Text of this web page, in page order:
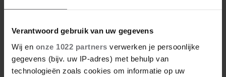
Verantwoord gebruik van uw gegevens
Wij en onze 1022 partners verwerken je persoonlijke
gegevens (bijv. uw IP-adres) met behulp van
technologieën zoals cookies om informatie op uw